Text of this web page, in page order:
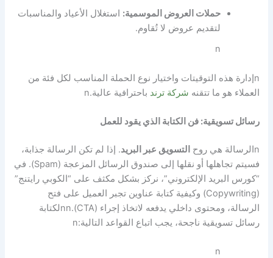
حملات العروض الموسمية: استغلال الأعياد والمناسبات
لتقديم عروض لا تُقاوم.
n
nإدارة هذه التوقيتات واختيار نوع الحملة المناسب لكل فئة من
العملاء هو ما تتقنه شركة ترند باحترافية عالية.n
رسائل تسويقية: فن الكتابة الذي يقود للعمل
nالرسالة هي روح التسويق عبر البريد. إذا لم تكن الرسالة جذابة،
فسيتم تجاهلها أو نقلها إلى صندوق الرسائل المزعجة (Spam). في
“كورس البريد الإلكتروني”، نركز بشكل مكثف على “الكوبي رايتنج”
(Copywriting) وكيفية كتابة عناوين تجبر العميل على فتح
الرسالة، ومحتوى داخلي يدفعه لاتخاذ إجراء (CTA).
nnلكتابة
رسائل تسويقية ناجحة، يجب اتباع القواعد التالية:n
n